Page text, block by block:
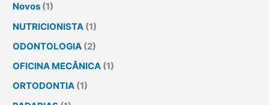
Novos (1)
NUTRICIONISTA (1)
ODONTOLOGIA (2)
OFICINA MECÂNICA (1)
ORTODONTIA (1)